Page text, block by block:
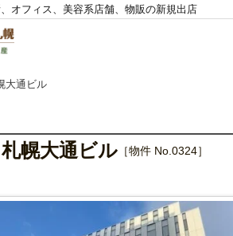
オフィス、美容系店舗、物販の新規出店
会
C
G
N
大通ビル
幌大通ビル ［物件 No.0324］